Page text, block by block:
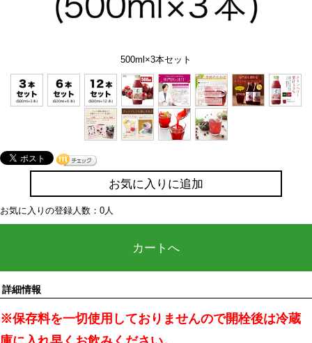
500ml×3本セット
お気に入りに追加
お気に入りの登録人数：0人
カートへ
詳細情報
※保存料を一切使用しておりませんので開栓後は冷蔵